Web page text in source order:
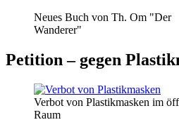
Neues Buch von Th. Om "Der
Wanderer"
Petition – gegen
Verbot von Plastikmasken im
Raum